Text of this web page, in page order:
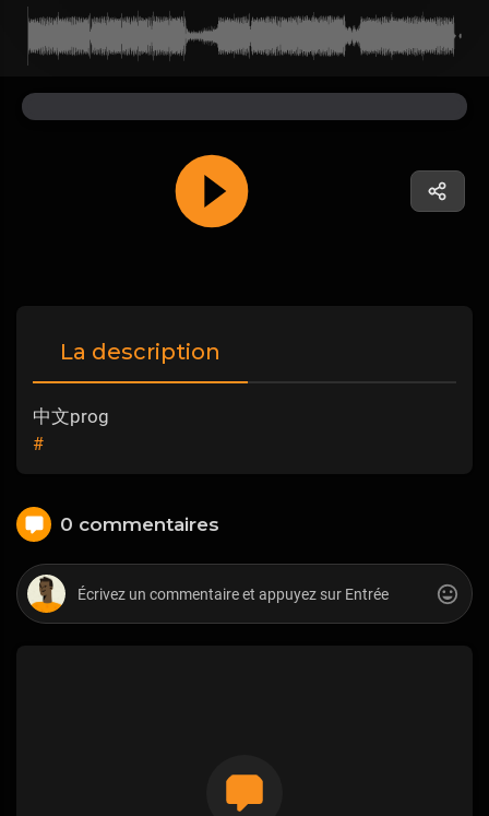
La description
中文prog
#
0 commentaires